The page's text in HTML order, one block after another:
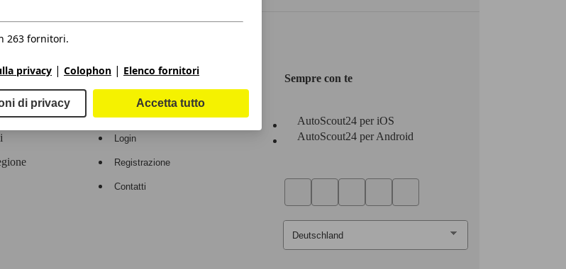
Area rivenditori
Login
Registrazione
Contatti
Sempre con te
AutoScout24 per iOS
AutoScout24 per Android
263 fornitori.
privacy | Colophon | Elenco fornitori
di privacy Accetta tutto